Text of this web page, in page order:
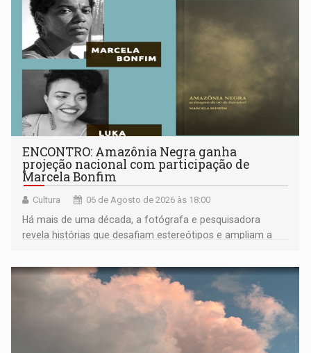
ENCONTRO: Amazônia Negra ganha
projeção nacional com participação de
Marcela Bonfim
Cultura 06 de Agosto de 2026 às 18:00
Há mais de uma década, a fotógrafa e pesquisadora
revela histórias que desafiam estereótipos e ampliam a
negras